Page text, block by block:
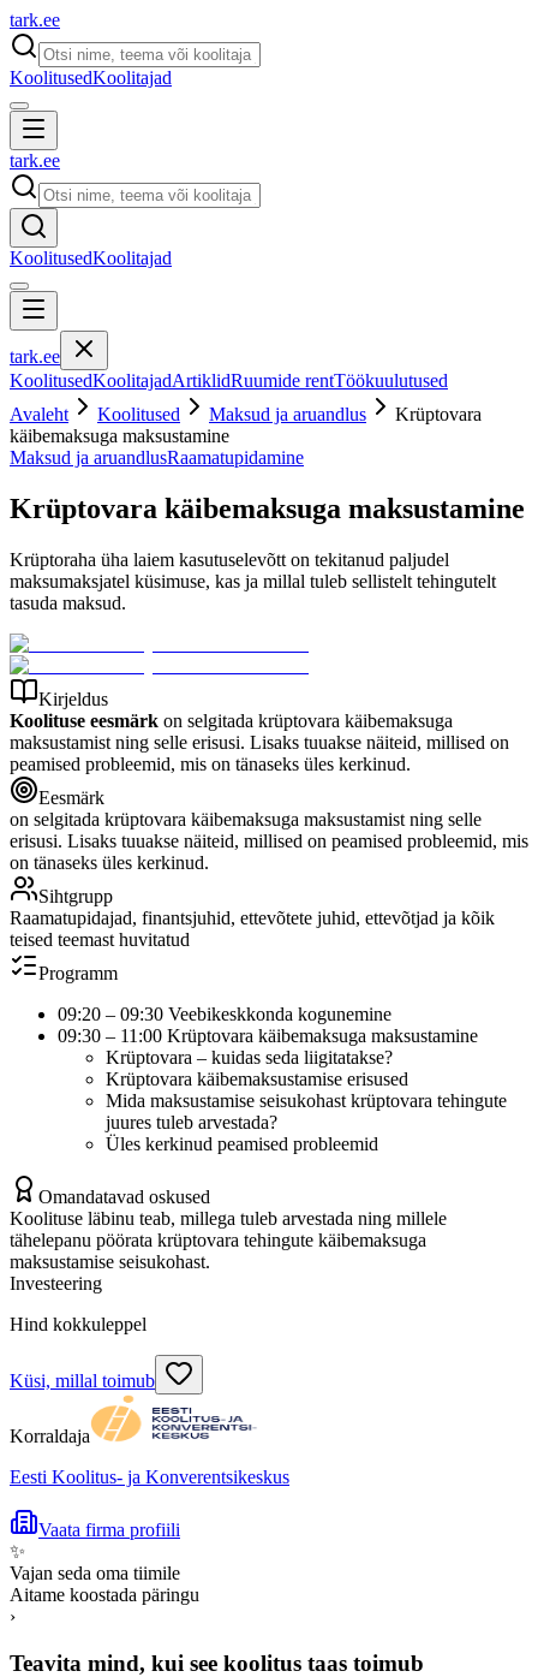
tark.ee
KoolitusedKoolitajad
tark.ee
KoolitusedKoolitajad
tark.ee
KoolitusedKoolitajadArtiklidRuumide rentTöökuulutused
Avaleht
Koolitused Maksud ja aruandlus
Krüptovara
käibemaksuga maksustamine
Maksud ja aruandlusRaamatupidamine
Krüptovara käibemaksuga maksustamine
Krüptoraha üha laiem kasutuselevõtt on tekitanud paljudel
maksumaksjatel küsimuse, kas ja millal tuleb sellistelt tehingutelt
tasuda maksud.
Kirjeldus
Koolituse eesmärk on selgitada krüptovara käibemaksuga
maksustamist ning selle erisusi. Lisaks tuuakse näiteid, millised on
peamised probleemid, mis on tänaseks üles kerkinud.
Eesmärk
on selgitada krüptovara käibemaksuga maksustamist ning selle
erisusi. Lisaks tuuakse näiteid, millised on peamised probleemid, mis
on tänaseks üles kerkinud.
Sihtgrupp
Raamatupidajad, finantsjuhid, ettevõtete juhid, ettevõtjad ja kõik
teised teemast huvitatud
Programm
09:20 – 09:30 Veebikeskkonda kogunemine
09:30 – 11:00 Krüptovara käibemaksuga maksustamine
Krüptovara – kuidas seda liigitatakse?
Krüptovara käibemaksustamise erisused
Mida maksustamise seisukohast krüptovara tehingute
juures tuleb arvestada?
Üles kerkinud peamised probleemid
Omandatavad oskused
Koolituse läbinu teab, millega tuleb arvestada ning millele
tähelepanu pöörata krüptovara tehingute käibemaksuga
maksustamise seisukohast.
Investeering
Hind kokkuleppel
Küsi, millal toimub
Korraldaja
Eesti Koolitus- ja Konverentsikeskus
Vaata firma profiili
✨
Vajan seda oma tiimile
Aitame koostada päringu
›
Teavita mind, kui see koolitus taas toimub